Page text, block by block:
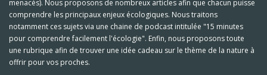
menacés). Nous proposons de nombreux articles afin que chacun puisse
comprendre les principaux enjeux écologiques. Nous traitons
notamment ces sujets via une chaine de podcast intitulée "15 minutes
pour comprendre facilement l'écologie". Enfin, nous proposons toute
une rubrique afin de trouver une idée cadeau sur le thème de la nature à
offrir pour vos proches.